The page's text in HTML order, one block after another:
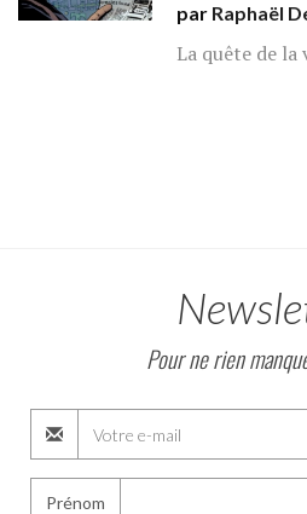
par Raphaël
La quête de la
Pour ne rien
Prénom